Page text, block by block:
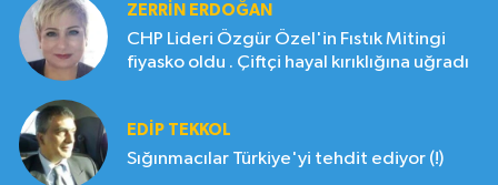
ZERRIN ERDOĞAN
CHP Lideri Özgür Özel'in Fıstık Mitingi
fiyasko oldu . Çiftçi hayal kırıklığına uğradı
EDIP TEKKOL
Sığınmacılar Türkiye'yi tehdit ediyor (!)